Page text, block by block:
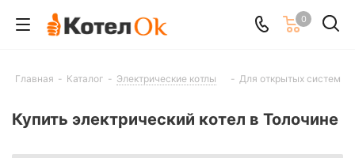
0
Главная - Каталог - Электрические котлы - Для открытых систем
Купить электрический котел в Толочине